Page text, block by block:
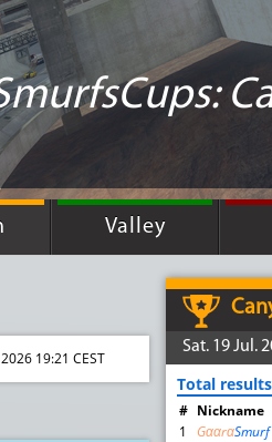
Valley
19:21 CEST
Sat. 19 Jul.
Total results
# Nickname
1
GααrαSmurf